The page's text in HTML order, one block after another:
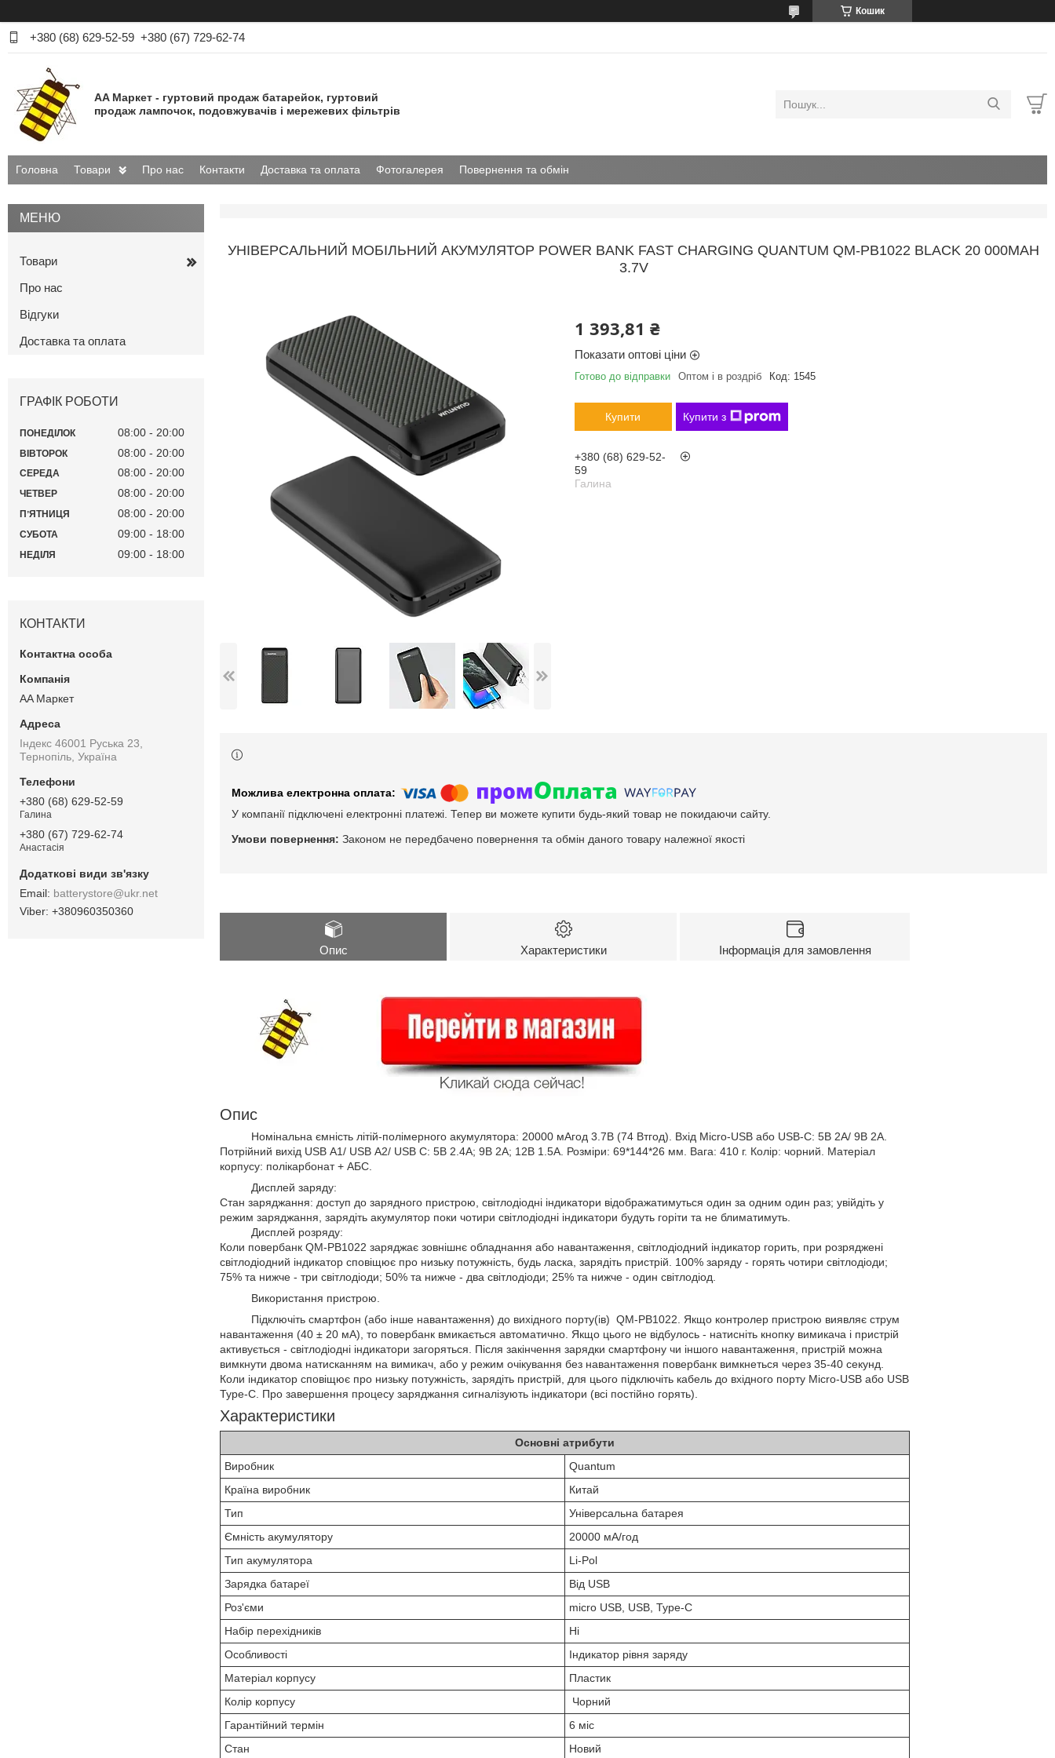
Кошик
+380 (68) 629-52-59 +380 (67) 729-62-74
AA Маркет - гуртовий продаж батарейок, гуртовий
продаж лампочок, подовжувачів і мережевих фільтрів
Головна Товари Про нас Контакти Доставка та оплата Фотогалерея Повернення та обмін
УНІВЕРСАЛЬНИЙ МОБІЛЬНИЙ АКУМУЛЯТОР POWER BANK FAST CHARGING QUANTUM QM-PB1022 BLACK 20 000MAH
3.7V
1 393,81 ₴
Показати оптові ціни
Готово до відправки Оптом і в роздріб Код: 1545
Купити Купити з
+380 (68) 629-52-
59
Галина
У компанії підключені електронні платежі. Тепер ви можете купити будь-який товар не покидаючи сайту.
Законом не передбачено повернення та обмін даного товару належної якості
Опис Характеристики Інформація для замовлення
Опис
Номінальна ємність літій-полімерного акумулятора: 20000 мАгод 3.7В (74 Втгод). Вхід Micro-USB або USB-C: 5В 2А/ 9В 2А.
Потрійний вихід USB А1/ USB А2/ USB C: 5В 2.4A; 9В 2А; 12В 1.5А. Розміри: 69*144*26 мм. Вага: 410 г. Колір: чорний. Матеріал
корпусу: полікарбонат + АБС.
Дисплей заряду:
Стан заряджання: доступ до зарядного пристрою, світлодіодні індикатори відображатимуться один за одним один раз; увійдіть у
режим заряджання, зарядіть акумулятор поки чотири світлодіодні індикатори будуть горіти та не блиматимуть.
Дисплей розряду:
Коли повербанк QM-PB1022 заряджає зовнішнє обладнання або навантаження, світлодіодний індикатор горить, при розряджені
світлодіодний індикатор сповіщює про низьку потужність, будь ласка, зарядіть пристрій. 100% заряду - горять чотири світлодіоди;
75% та нижче - три світлодіоди; 50% та нижче - два світлодіоди; 25% та нижче - один світлодіод.
Використання пристрою.
Підключіть смартфон (або інше навантаження) до вихідного порту(ів) QM-PB1022. Якщо контролер пристрою виявляє струм
навантаження (40 ± 20 мА), то повербанк вмикається автоматично. Якщо цього не відбулось - натисніть кнопку вимикача і пристрій
активується - світлодіодні індикатори загоряться. Після закінчення зарядки смартфону чи іншого навантаження, пристрій можна
вимкнути двома натисканням на вимикач, або у режим очікування без навантаження повербанк вимкнеться через 35-40 секунд.
Коли індикатор сповіщює про низьку потужність, зарядіть пристрій, для цього підключіть кабель до вхідного порту Micro-USB або USB
Type-C. Про завершення процесу заряджання сигналізують індикатори (всі постійно горять).
Характеристики
Основні атрибути
Виробник
Quantum
Країна виробник
Китай
Тип
Універсальна батарея
Ємність акумулятору
20000 мА/год
Тип акумулятора
Li-Pol
Зарядка батареї
Від USB
Роз'єми
micro USB, USB, Type-C
Набір перехідників
Ні
Особливості
Індикатор рівня заряду
Матеріал корпусу
Пластик
Колір корпусу
Чорний
Гарантійний термін
6 міс
Стан
Новий
Товари
Про нас
Відгуки
Доставка та оплата
ГРАФІК РОБОТИ
ПОНЕДІЛОК 08:00 20:00
ВІВТОРОК 08:00 20:00
СЕРЕДА 08:00 20:00
ЧЕТВЕР 08:00 20:00
ПʼЯТНИЦЯ 08:00 20:00
СУБОТА 09:00 18:00
НЕДІЛЯ 09:00 18:00
КОНТАКТИ
AA Маркет
Індекс 46001 Руська 23,
Тернопіль, Україна
+380 (68) 629-52-59
Галина
+380 (67) 729-62-74
Анастасія
batterystore@ukr.net
+380960350360